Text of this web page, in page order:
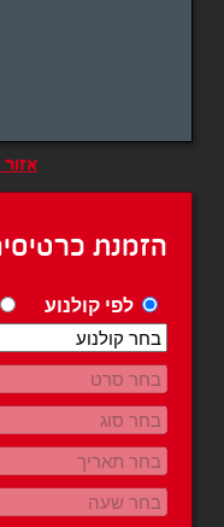
אזור
הזמנת
לפי קולנוע